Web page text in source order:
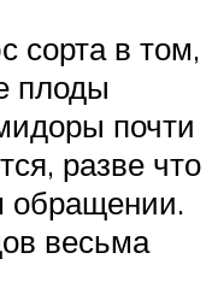
сорта в том,
плоды
почти
разве что
обращении.
весьма